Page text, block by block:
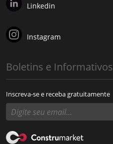
Linkedin
Instagram
Boletins e Informativos
Inscreva-se e receba gratuitamente